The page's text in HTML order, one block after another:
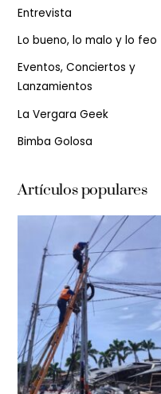
Entrevista
Lo bueno, lo malo y lo feo
Eventos, Conciertos y
Lanzamientos
La Vergara Geek
Bimba Golosa
Artículos populares